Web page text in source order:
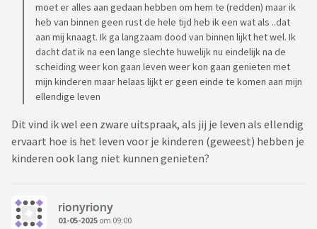
moet er alles aan gedaan hebben om hem te (redden) maar ik
heb van binnen geen rust de hele tijd heb ik een wat als ..dat
aan mij knaagt. Ik ga langzaam dood van binnen lijkt het wel. Ik
dacht dat ik na een lange slechte huwelijk nu eindelijk na de
scheiding weer kon gaan leven weer kon gaan genieten met
mijn kinderen maar helaas lijkt er geen einde te komen aan mijn
ellendige leven
Dit vind ik wel een zware uitspraak, als jij je leven als ellendig
ervaart hoe is het leven voor je kinderen (geweest) hebben je
kinderen ook lang niet kunnen genieten?
rionyriony
01-05-2025 om 09:00